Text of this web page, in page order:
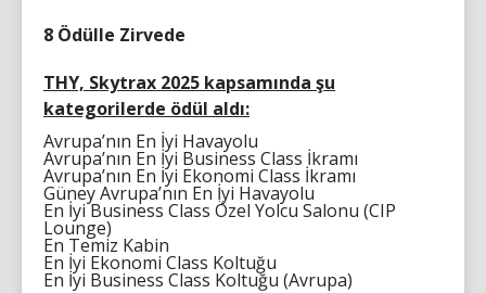
8 Ödülle Zirvede
THY, Skytrax 2025 kapsamında şu
kategorilerde ödül aldı:
Avrupa’nın En İyi Havayolu
Avrupa’nın En İyi Business Class İkramı
Avrupa’nın En İyi Ekonomi Class İkramı
Güney Avrupa’nın En İyi Havayolu
En İyi Business Class Özel Yolcu Salonu (CIP
Lounge)
En Temiz Kabin
En İyi Ekonomi Class Koltuğu
En İyi Business Class Koltuğu (Avrupa)